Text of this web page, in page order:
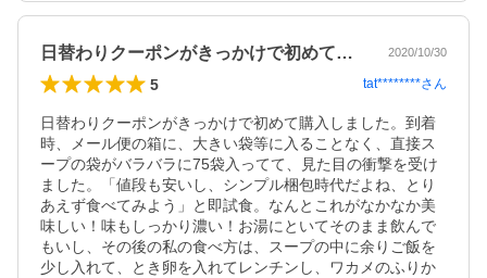
日替わりクーポンがきっかけで初めて購入… 2020/10/30
5 tat********さん
日替わりクーポンがきっかけで初めて購入しました。到着
時、メール便の箱に、大きい袋等に入ることなく、直接ス
ープの袋がバラバラに75袋入ってて、見た目の衝撃を受け
ました。「値段も安いし、シンプル梱包時代だよね、とり
あえず食べてみよう」と即試食。なんとこれがなかなか美
味しい！味もしっかり濃い！お湯にといてそのまま飲んで
もいし、その後の私の食べ方は、スープの中に余りご飯を
少し入れて、とき卵を入れてレンチンし、ワカメのふりか